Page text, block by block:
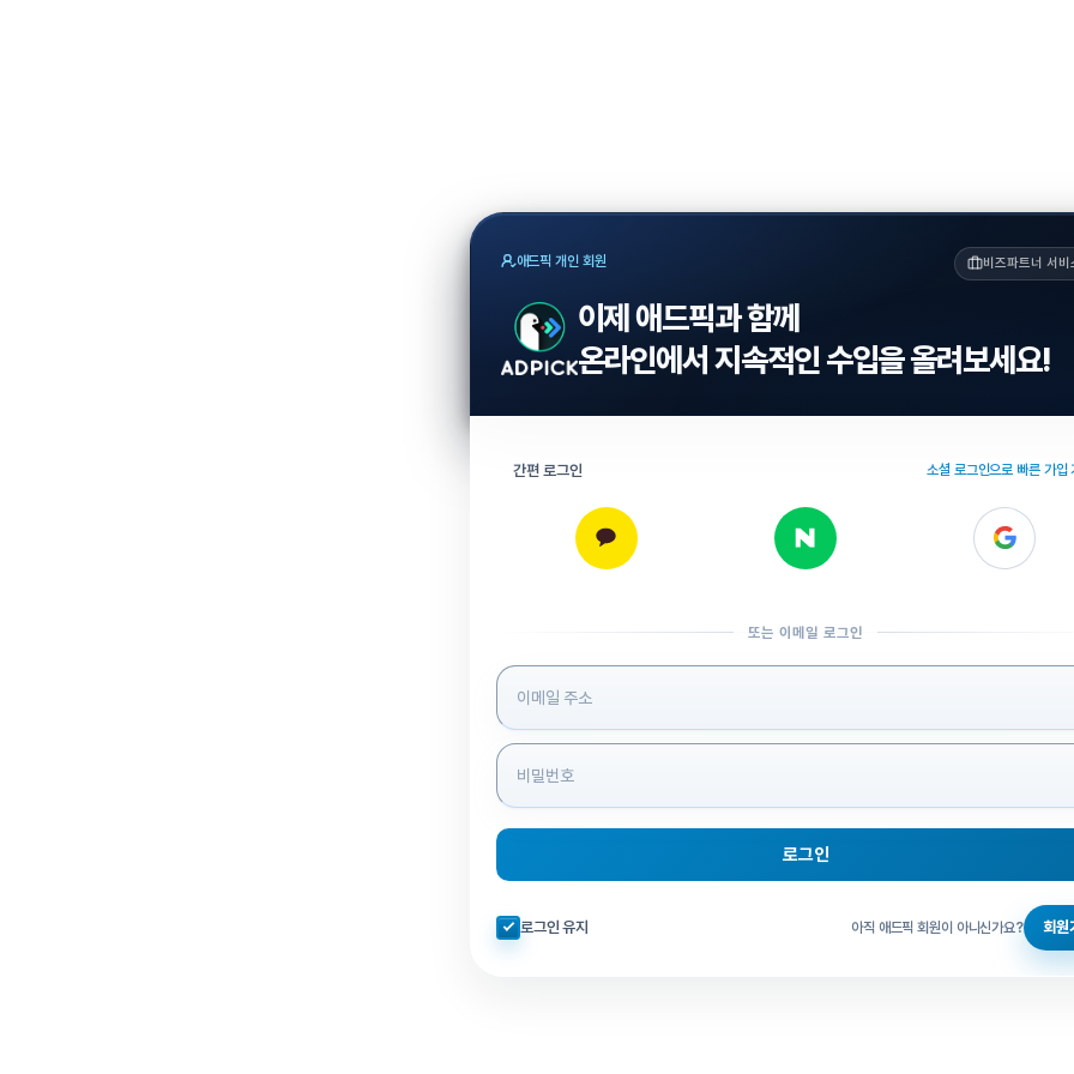
애드픽 개인 회원 비즈파트너 서비
이제 애드픽과 함께
온라인에서 지속적인 수입을 올려보세요!
간편 로그인 소셜 로그인으로 빠른 가입
또는 이메일 로그인
로그인 정보 입력
로그인
자동로그인 체크
로그인 유지 아직 애드픽 회원이 아니신가요? 회원